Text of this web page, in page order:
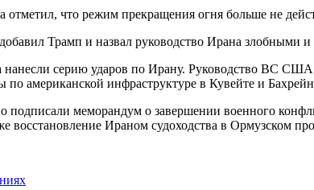
что режим прекращения огня больше не
Трамп и назвал руководство Ирана злобными
серию ударов по Ирану. Руководство ВС США
американской инфраструктуре в Кувейте и
меморандум о завершении военного
Ираном судоходства в Ормузском